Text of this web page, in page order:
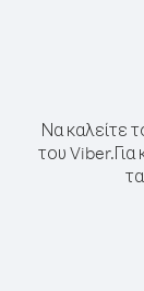
Να καλείτε
του Viber.